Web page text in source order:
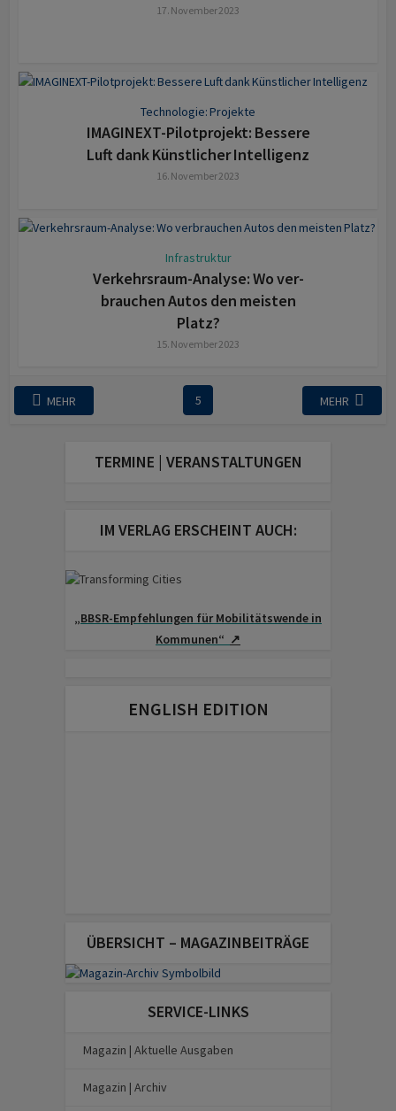
17. November 2023
Technologie: Projekte
IMAGINEXT-Pilotprojekt: Bessere
Luft dank Künstlicher Intelligenz
16. November 2023
Infrastruktur
Verkehrsraum-Analyse: Wo ver­
brauchen Autos den meisten
Platz?
15. November 2023
MEHR 5 MEHR
TERMINE | VERANSTALTUNGEN
IM VERLAG ERSCHEINT AUCH:
„BBSR-Empfehlungen für Mobilitäts­wende in
Kommunen“ ↗
ENGLISH EDITION
ÜBERSICHT – MAGAZINBEITRÄGE
SERVICE-LINKS
Magazin | Aktuelle Ausgaben
Magazin | Archiv